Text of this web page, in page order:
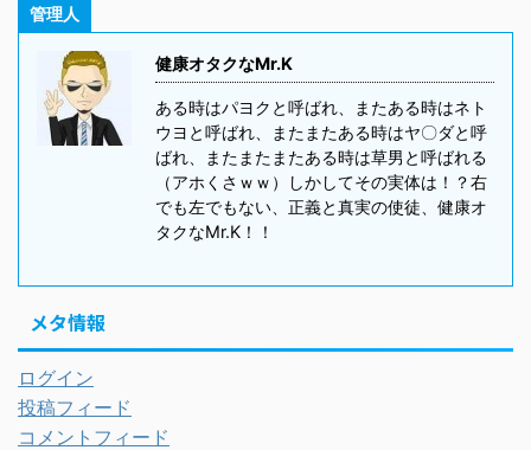
管理人
健康オタクなMr.K
ある時はパヨクと呼ばれ、またある時はネト
ウヨと呼ばれ、またまたある時はヤ〇ダと呼
ばれ、またまたまたある時は草男と呼ばれる
（アホくさｗｗ）しかしてその実体は！？右
でも左でもない、正義と真実の使徒、健康オ
タクなMr.K！！
メタ情報
ログイン
投稿フィード
コメントフィード